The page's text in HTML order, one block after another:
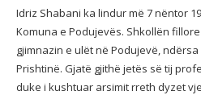
Idriz Shabani ka lindur më 7 nëntor
Komuna e Podujevës. Shkollën
gjimnazin e ulët në Podujevë,
Prishtinë. Gjatë gjithë jetës së tij
duke i kushtuar arsimit rreth dyzet